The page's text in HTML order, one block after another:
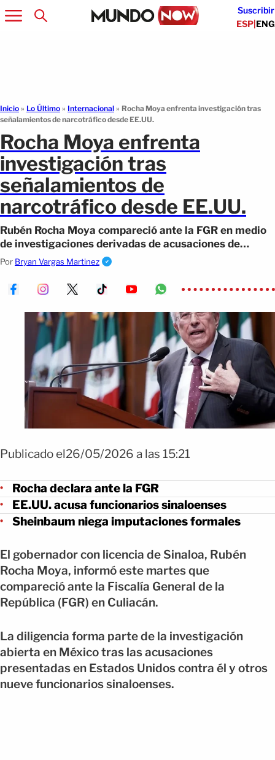
Suscribir
ESP|ENG
Inicio » Lo Último » Internacional » Rocha Moya enfrenta investigación tras
señalamientos de narcotráfico desde EE.UU.
Rocha Moya enfrenta
investigación tras
señalamientos de
narcotráfico desde EE.UU.
Rubén Rocha Moya compareció ante la FGR en medio
de investigaciones derivadas de acusaciones de
Estados Unidos por narcotráfico y armas.
Por Bryan Vargas Martinez
Publicado el26/05/2026 a las 15:21
Rocha declara ante la FGR
EE.UU. acusa funcionarios sinaloenses
Sheinbaum niega imputaciones formales
El gobernador con licencia de Sinaloa, Rubén
Rocha Moya, informó este martes que
compareció ante la Fiscalía General de la
República (FGR) en Culiacán.
La diligencia forma parte de la investigación
abierta en México tras las acusaciones
presentadas en Estados Unidos contra él y otros
nueve funcionarios sinaloenses.